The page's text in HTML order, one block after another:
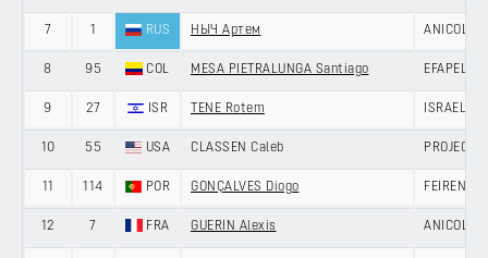
7 1 RUS НЫЧ Артем
8 95 COL MESA PIETRALUNGA Santiago EFAPEL
9 27 ISR TENE Rotem ISRAEL
10 55 USA CLASSEN Caleb PROJECT
11 114 POR GONÇALVES Diogo FEIRENSE
12 7 FRA GUERIN Alexis